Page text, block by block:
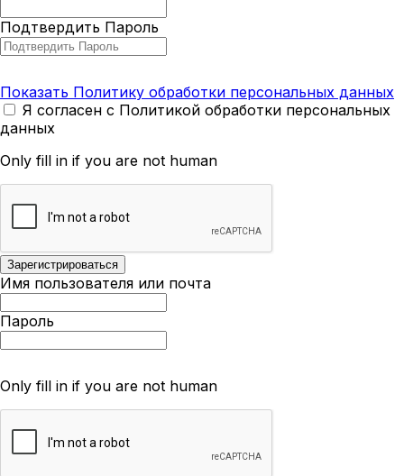
Подтвердить Пароль
Показать Политику обработки персональных данных
Я согласен с Политикой обработки персональных
данных
Only fill in if you are not human
Имя пользователя или почта
Пароль
Only fill in if you are not human